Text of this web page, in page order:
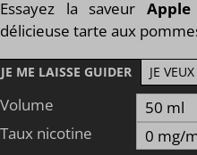
Essayez la saveur
délicieuse tarte aux
JE ME LAISSE GUIDER JE
Volume
Taux nicotine